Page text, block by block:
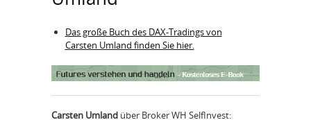
Das große Buch des DAX-Tradings von
Carsten Umland finden Sie hier.
Carsten Umland über Broker WH SelfInvest: